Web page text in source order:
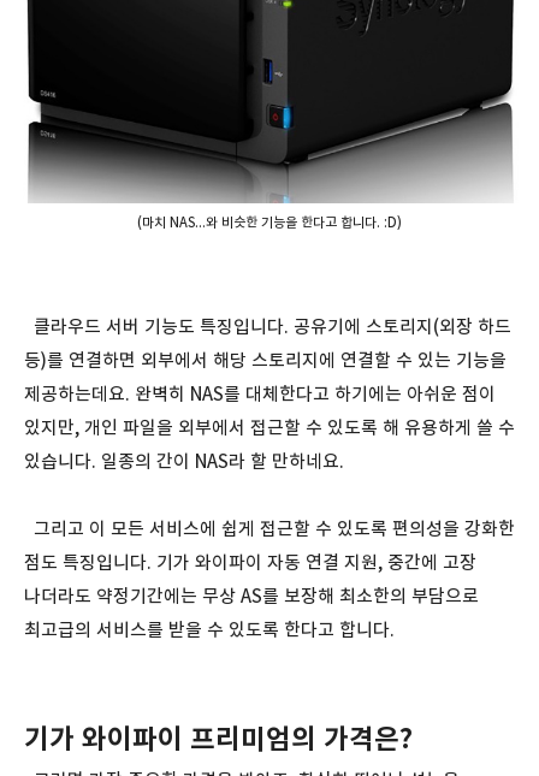
(마치 NAS...와 비슷한 기능을 한다고 합니다. :D)
클라우드 서버 기능도 특징입니다. 공유기에 스토리지(외장 하드
등)를 연결하면 외부에서 해당 스토리지에 연결할 수 있는 기능을
제공하는데요. 완벽히 NAS를 대체한다고 하기에는 아쉬운 점이
있지만, 개인 파일을 외부에서 접근할 수 있도록 해 유용하게 쓸 수
있습니다. 일종의 간이 NAS라 할 만하네요.
그리고 이 모든 서비스에 쉽게 접근할 수 있도록 편의성을 강화한
점도 특징입니다. 기가 와이파이 자동 연결 지원, 중간에 고장
나더라도 약정기간에는 무상 AS를 보장해 최소한의 부담으로
최고급의 서비스를 받을 수 있도록 한다고 합니다.
기가 와이파이 프리미엄의 가격은?